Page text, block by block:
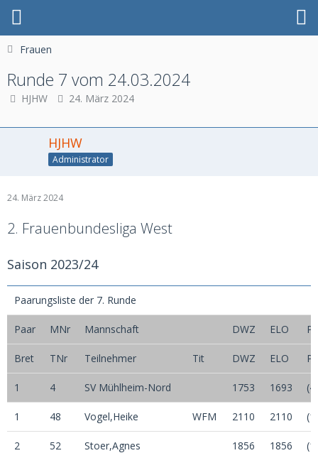
Frauen
Runde 7 vom 24.03.2024
HJHW 24. März 2024
HJHW
Administrator
24. März 2024
2. Frauenbundesliga West
Saison 2023/24
Paarungsliste der 7. Runde
Paar MNr Mannschaft DWZ ELO
Bret TNr Teilnehmer Tit DWZ ELO
1 4 SV Mühlheim-Nord 1753 1693 (4)
1 48 Vogel,Heike WFM 2110 2110 (1)
2 52 Stoer,Agnes 1856 1856 (1)